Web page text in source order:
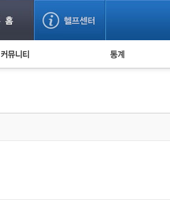
사기 예방했어요! 누적 피해사례 통계